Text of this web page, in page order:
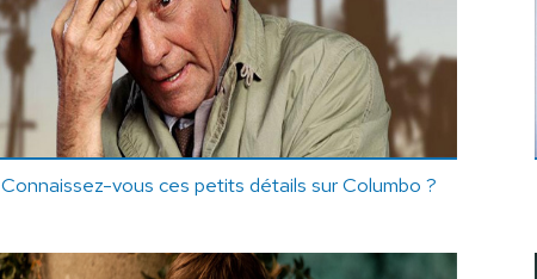
Connaissez-vous ces petits détails sur Columbo ?